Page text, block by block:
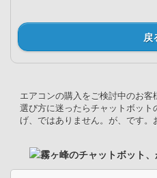
戻
エアコンの購入をご検討中のお客
選び方に迷ったらチャットボット
げ、ではありません。が、です。